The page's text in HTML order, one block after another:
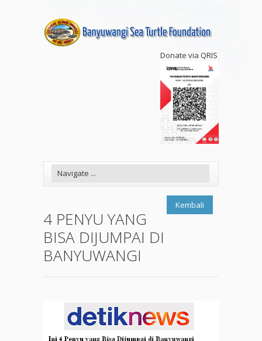
Donate via QRIS
Kembali
4 PENYU YANG
BISA DIJUMPAI DI
BANYUWANGI